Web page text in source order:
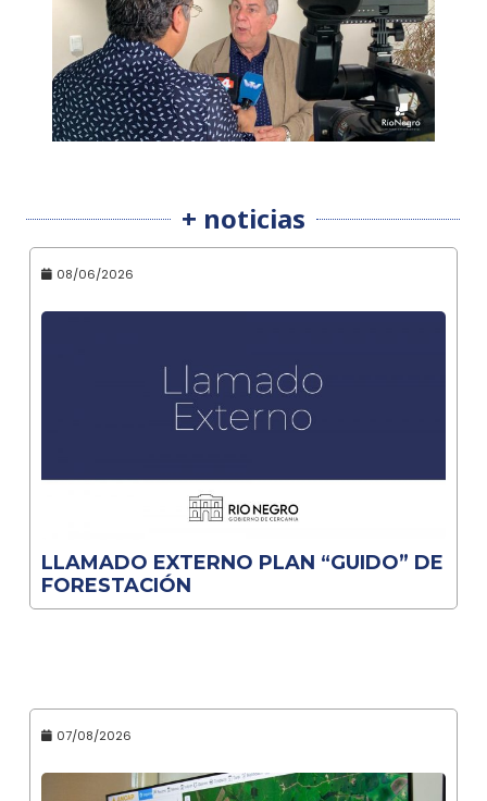
+ noticias
08/06/2026
LLAMADO EXTERNO PLAN “GUIDO” DE
FORESTACIÓN
07/08/2026